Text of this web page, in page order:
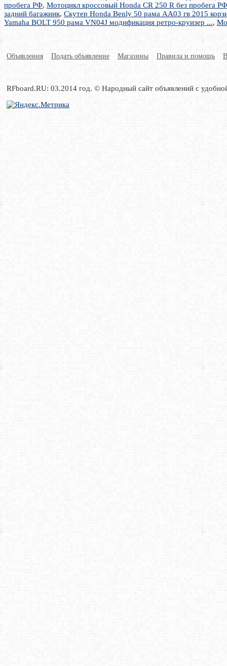
пробега РФ, Мотоцикл кроссовый Honda CR 250 R без пробега РФ
задний багажник, Скутер Honda Benly 50 рама AA03 гв 2015
Yamaha BOLT 950 рама VN04J модификация ретро-круизер ...,
Объявления Подать объявление Магазины Правила и помощь
RFboard.RU: 03.2014 год. © Народный сайт объявлений с